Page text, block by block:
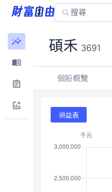
碩禾 3691
個股概覽
損益表